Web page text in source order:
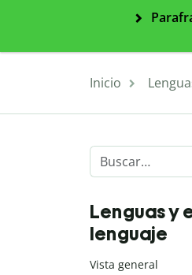
Inicio
Lenguas y
lenguaje
Vista general